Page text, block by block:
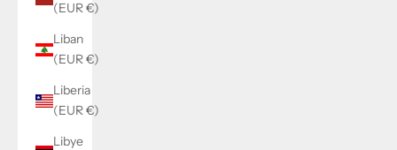
(EUR €)
Liban
(EUR €)
Liberia
(EUR €)
Libye